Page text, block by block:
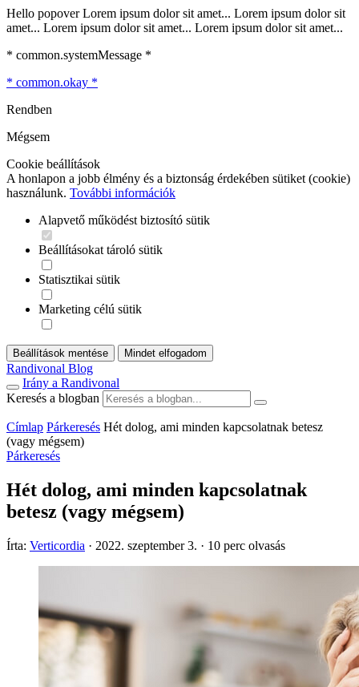
Hello popover Lorem ipsum dolor sit amet... Lorem ipsum dolor sit
amet... Lorem ipsum dolor sit amet... Lorem ipsum dolor sit amet...
* common.systemMessage *
* common.okay *
Rendben
Mégsem
Cookie beállítások
A honlapon a jobb élmény és a biztonság érdekében sütiket (cookie)
használunk. További információk
Alapvető működést biztosító sütik
Beállításokat tároló sütik
Statisztikai sütik
Marketing célú sütik
Beállítások mentése Mindet elfogadom
Randivonal Blog
Irány a Randivonal
Keresés a blogban
Címlap Párkeresés Hét dolog, ami minden kapcsolatnak betesz
(vagy mégsem)
Párkeresés
Hét dolog, ami minden kapcsolatnak
betesz (vagy mégsem)
Írta: Verticordia · 2022. szeptember 3. · 10 perc olvasás